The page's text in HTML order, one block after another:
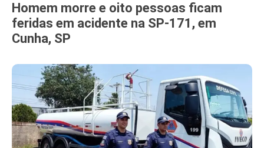
Homem morre e oito pessoas ficam
feridas em acidente na SP-171, em
Cunha, SP